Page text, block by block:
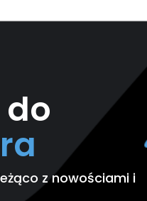
do
z nowościami i